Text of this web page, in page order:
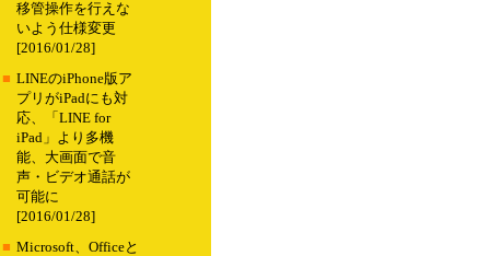
移管操作を行えな
いよう仕様変更
[2016/01/28]
■ LINEのiPhone版ア
プリがiPadにも対
応、「LINE for
iPad」より多機
能、大画面で音
声・ビデオ通話が
可能に
[2016/01/28]
■ Microsoft、Officeと